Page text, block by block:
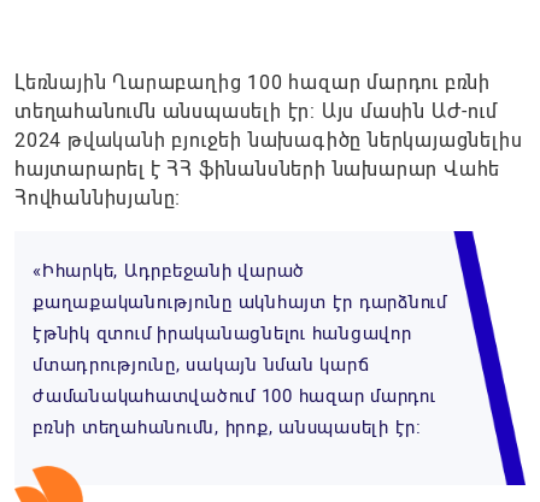
Լեռնային Ղարաբաղից 100 հազար մարդու բռնի
տեղահանումն անսպասելի էր: Այս մասին ԱԺ-ում
2024 թվականի բյուջեի նախագիծը ներկայացնելիս
հայտարարել է ՀՀ ֆինանսների նախարար Վահե
Հովհաննիսյանը։
«Իհարկե, Ադրբեջանի վարած
քաղաքականությունը ակնհայտ էր դարձնում
էթնիկ զտում իրականացնելու հանցավոր
մտադրությունը, սակայն նման կարճ
ժամանակահատվածում 100 հազար մարդու
բռնի տեղահանումն, իրոք, անսպասելի էր։